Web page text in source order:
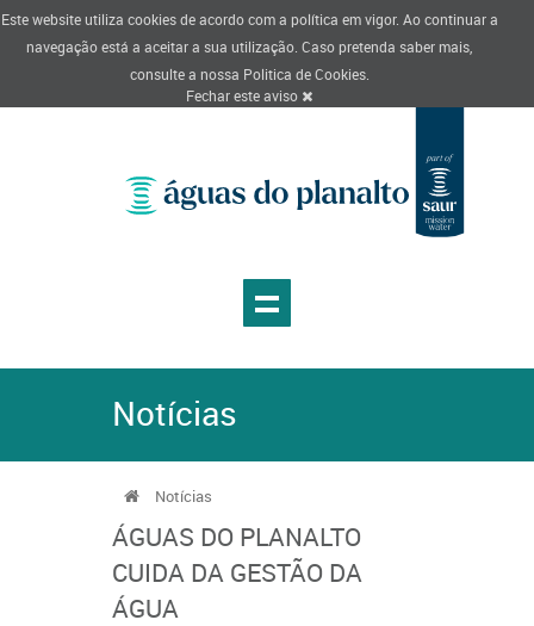
Este website utiliza cookies de acordo com a política em vigor. Ao continuar a
navegação está a aceitar a sua utilização. Caso pretenda saber mais,
consulte a nossa Politica de Cookies.
Fechar este aviso
Notícias
Notícias
ÁGUAS DO PLANALTO
CUIDA DA GESTÃO DA
ÁGUA